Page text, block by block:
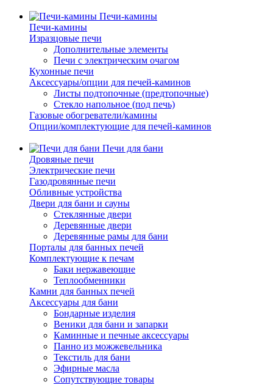
Печи-камины
Печи-камины
Изразцовые печи
Дополнительные элементы
Печи с электрическим очагом
Кухонные печи
Аксессуары/опции для печей-каминов
Листы подтопочные (предтопочные)
Стекло напольное (под печь)
Газовые обогреватели/камины
Опции/комплектующие для печей-каминов
Печи для бани
Дровяные печи
Электрические печи
Газодровянные печи
Обливные устройства
Двери для бани и сауны
Стеклянные двери
Деревянные двери
Деревянные рамы для бани
Порталы для банных печей
Комплектующие к печам
Баки нержавеющие
Теплообменники
Камни для банных печей
Аксессуары для бани
Бондарные изделия
Веники для бани и запарки
Каминные и печные аксессуары
Панно из можжевельника
Текстиль для бани
Эфирные масла
Сопутствующие товары